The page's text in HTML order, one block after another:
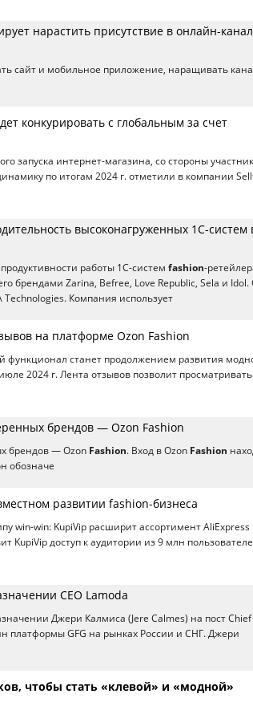
нарастить присутствие в онлайн-
сайт и мобильное приложение, наращивать
конкурировать с глобальным за счет
запуска интернет-магазина, со стороны
по итогам 2024 г. отметили в компании
высоконагруженных 1С-систем
работы 1С-систем fashion-
брендами Zarina, Befree, Love Republic, Sela и Idol.
Компания использует
на платформе Ozon Fashion
станет продолжением развития
2024 г. Лента отзывов позволит просматривать
брендов — Ozon Fashion
брендов — Ozon Fashion. Вход в Ozon Fashion
обозначе
развитии fashion-бизнеса
win-win: KupiVip расширит ассортимент AliExpress
KupiVip доступ к аудитории из 9 млн
СЕО Lamoda
Джери Калмиса (Jere Calmes) на пост Chief
платформы GFG на рынках России и СНГ. Джери
чтобы стать «клевой» и «модной»